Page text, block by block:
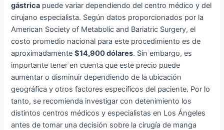
gástrica puede variar dependiendo del centro médico y del
cirujano especialista. Según datos proporcionados por la
American Society of Metabolic and Bariatric Surgery, el
costo promedio nacional para este procedimiento es de
aproximadamente$14,900 dólares. Sin embargo, es
importante tener en cuenta que este precio puede
aumentar o disminuir dependiendo de la ubicación
geográfica y otros factores específicos del paciente. Por lo
tanto, se recomienda investigar con detenimiento los
distintos centros médicos y especialistas en Los Ángeles
antes de tomar una decisión sobre la cirugía de manga